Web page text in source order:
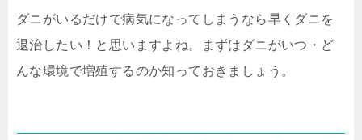
ダニがいるだけで病気になってしまうなら早くダニを
退治したい！と思いますよね。まずはダニがいつ・ど
んな環境で増殖するのか知っておきましょう。